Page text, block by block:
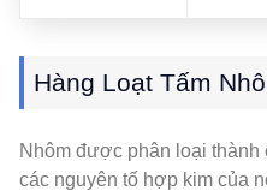
Hàng Loạt Tấm
Nhôm được phân loại
các nguyên tố hợp kim của